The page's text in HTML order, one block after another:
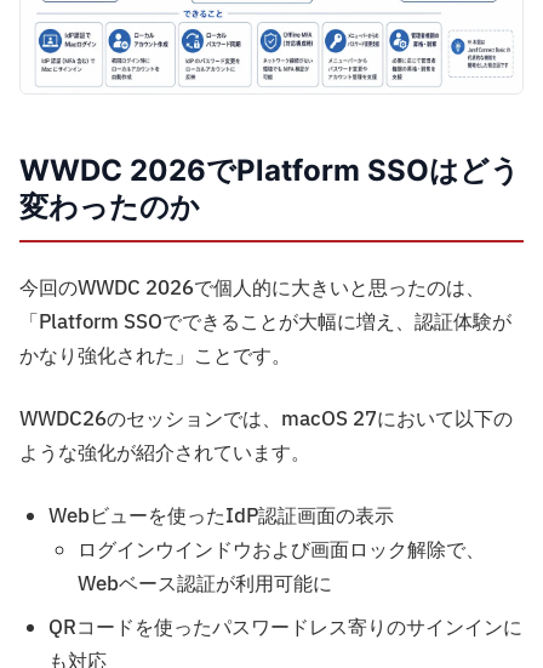
WWDC 2026でPlatform SSOはどう
変わったのか
今回のWWDC 2026で個人的に大きいと思ったのは、
「Platform SSOでできることが大幅に増え、認証体験が
かなり強化された」ことです。
WWDC26のセッションでは、macOS 27において以下の
ような強化が紹介されています。
Webビューを使ったIdP認証画面の表示
ログインウインドウおよび画面ロック解除で、
Webベース認証が利用可能に
QRコードを使ったパスワードレス寄りのサインインに